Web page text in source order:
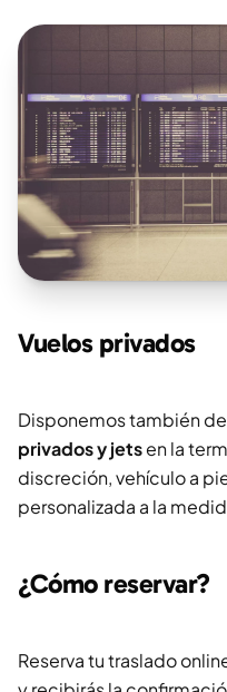
Vuelos privados
Disponemos también
privados y jetsen la
discreción, vehículo a
personalizada a la
¿Cómo reservar?
Reserva tu traslado